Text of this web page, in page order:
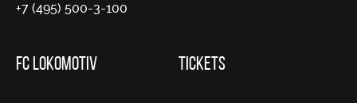
+7 (495) 500-3-100
FC LOKOMOTIV TICKETS